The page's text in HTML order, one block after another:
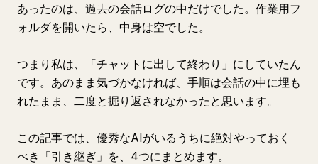
あったのは、過去の会話ログの中だけでした。作業用フ
ォルダを開いたら、中身は空でした。
つまり私は、「チャットに出して終わり」にしていたん
です。あのまま気づかなければ、手順は会話の中に埋も
れたまま、二度と掘り返されなかったと思います。
この記事では、優秀なAIがいるうちに絶対やっておく
べき「引き継ぎ」を、4つにまとめます。